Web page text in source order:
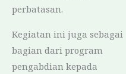
perbatasan.
Kegiatan ini juga sebagai
bagian dari program
pengabdian kepada